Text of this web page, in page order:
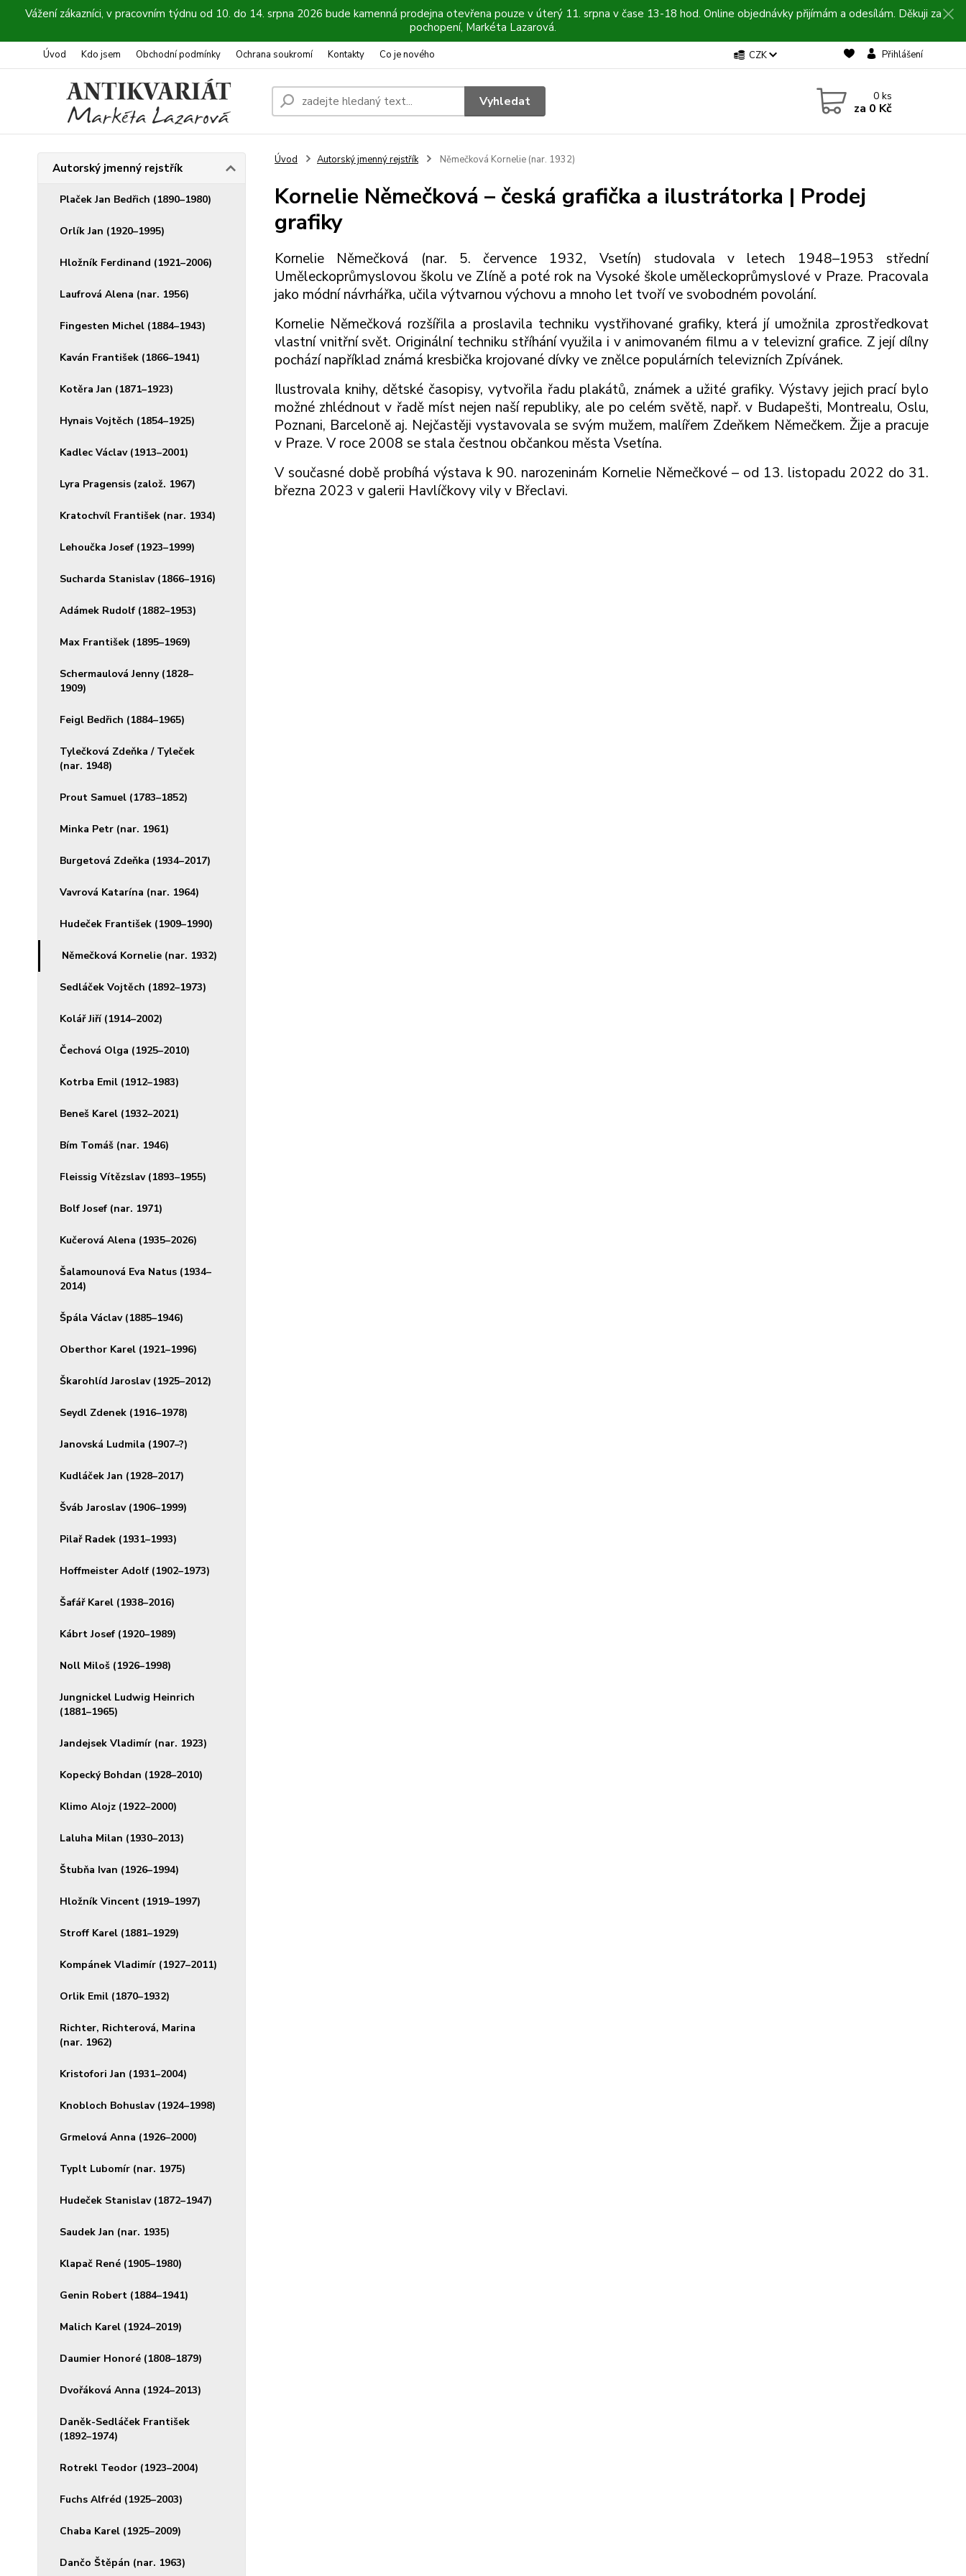
Vážení zákazníci, v pracovním týdnu od 10. do 14. srpna 2026 bude kamenná prodejna otevřena pouze v úterý 11. srpna v čase 13-18 hod. Online objednávky přijímám a odesílám. Děkuji za
pochopení, Markéta Lazarová.
Úvod Kdo jsem Obchodní podmínky Ochrana soukromí Kontakty Co je nového CZK Přihlášení
Vyhledat 0ks
za 0 Kč
Autorský jmenný rejstřík
Plaček Jan Bedřich (1890–1980)
Orlík Jan (1920–1995)
Hložník Ferdinand (1921–2006)
Laufrová Alena (nar. 1956)
Fingesten Michel (1884–1943)
Kaván František (1866–1941)
Kotěra Jan (1871–1923)
Hynais Vojtěch (1854–1925)
Kadlec Václav (1913–2001)
Lyra Pragensis (založ. 1967)
Kratochvíl František (nar. 1934)
Lehoučka Josef (1923–1999)
Sucharda Stanislav (1866–1916)
Adámek Rudolf (1882–1953)
Max František (1895–1969)
Schermaulová Jenny (1828–
1909)
Feigl Bedřich (1884–1965)
Tylečková Zdeňka / Tyleček
(nar. 1948)
Prout Samuel (1783–1852)
Minka Petr (nar. 1961)
Burgetová Zdeňka (1934–2017)
Vavrová Katarína (nar. 1964)
Hudeček František (1909–1990)
Němečková Kornelie (nar. 1932)
Sedláček Vojtěch (1892–1973)
Kolář Jiří (1914–2002)
Čechová Olga (1925–2010)
Kotrba Emil (1912–1983)
Beneš Karel (1932–2021)
Bím Tomáš (nar. 1946)
Fleissig Vítězslav (1893–1955)
Bolf Josef (nar. 1971)
Kučerová Alena (1935–2026)
Šalamounová Eva Natus (1934–
2014)
Špála Václav (1885–1946)
Oberthor Karel (1921–1996)
Škarohlíd Jaroslav (1925–2012)
Seydl Zdenek (1916–1978)
Janovská Ludmila (1907–?)
Kudláček Jan (1928–2017)
Šváb Jaroslav (1906–1999)
Pilař Radek (1931–1993)
Hoffmeister Adolf (1902–1973)
Šafář Karel (1938–2016)
Kábrt Josef (1920–1989)
Noll Miloš (1926–1998)
Jungnickel Ludwig Heinrich
(1881–1965)
Jandejsek Vladimír (nar. 1923)
Kopecký Bohdan (1928–2010)
Klimo Alojz (1922–2000)
Laluha Milan (1930–2013)
Štubňa Ivan (1926–1994)
Hložník Vincent (1919–1997)
Stroff Karel (1881–1929)
Kompánek Vladimír (1927–2011)
Orlik Emil (1870–1932)
Richter, Richterová, Marina
(nar. 1962)
Kristofori Jan (1931–2004)
Knobloch Bohuslav (1924–1998)
Grmelová Anna (1926–2000)
Typlt Lubomír (nar. 1975)
Hudeček Stanislav (1872–1947)
Saudek Jan (nar. 1935)
Klapač René (1905–1980)
Genin Robert (1884–1941)
Malich Karel (1924–2019)
Daumier Honoré (1808–1879)
Dvořáková Anna (1924–2013)
Daněk-Sedláček František
(1892–1974)
Rotrekl Teodor (1923–2004)
Fuchs Alfréd (1925–2003)
Chaba Karel (1925–2009)
Dančo Štěpán (nar. 1963)
Úvod Autorský jmenný rejstřík Němečková Kornelie (nar. 1932)
Kornelie Němečková – česká grafička a ilustrátorka | Prodej
grafiky
Kornelie Němečková (nar. 5. července 1932, Vsetín) studovala v letech 1948–1953 střední
Uměleckoprůmyslovou školu ve Zlíně a poté rok na Vysoké škole uměleckoprůmyslové v Praze. Pracovala
jako módní návrhářka, učila výtvarnou výchovu a mnoho let tvoří ve svobodném povolání.
Kornelie Němečková rozšířila a proslavila techniku vystřihované grafiky, která jí umožnila zprostředkovat
vlastní vnitřní svět. Originální techniku stříhání využila i v animovaném filmu a v televizní grafice. Z její dílny
pochází například známá kresbička krojované dívky ve znělce populárních televizních Zpívánek.
Ilustrovala knihy, dětské časopisy, vytvořila řadu plakátů, známek a užité grafiky. Výstavy jejich prací bylo
možné zhlédnout v řadě míst nejen naší republiky, ale po celém světě, např. v Budapešti, Montrealu, Oslu,
Poznani, Barceloně aj. Nejčastěji vystavovala se svým mužem, malířem Zdeňkem Němečkem. Žije a pracuje
v Praze. V roce 2008 se stala čestnou občankou města Vsetína.
V současné době probíhá výstava k 90. narozeninám Kornelie Němečkové – od 13. listopadu 2022 do 31.
března 2023 v galerii Havlíčkovy vily v Břeclavi.